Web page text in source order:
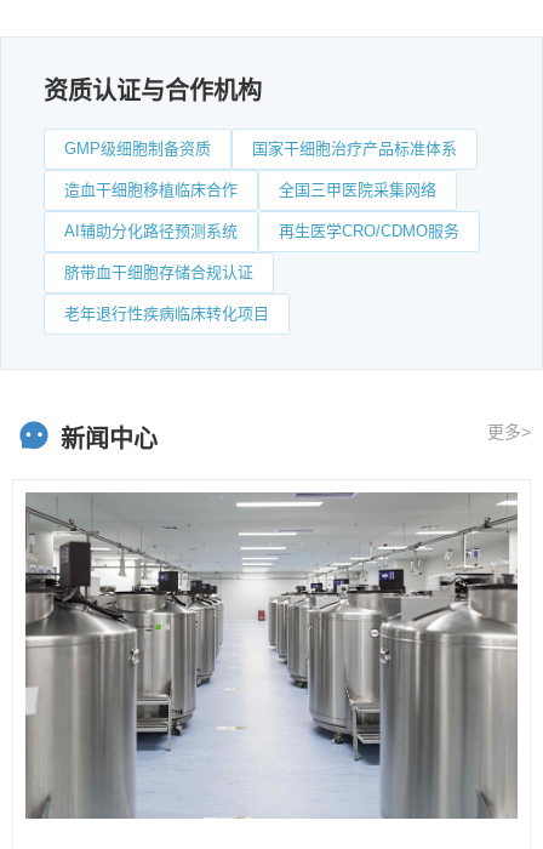
资质认证与合作机构
GMP级细胞制备资质 国家干细胞治疗产品标准体系
造血干细胞移植临床合作 全国三甲医院采集网络
AI辅助分化路径预测系统 再生医学CRO/CDMO服务
脐带血干细胞存储合规认证
老年退行性疾病临床转化项目
新闻中心 更多>